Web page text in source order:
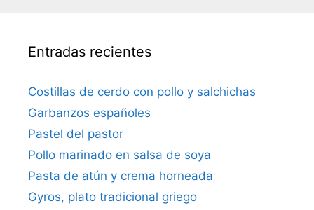
Entradas recientes
Costillas de cerdo con pollo y salchichas
Garbanzos españoles
Pastel del pastor
Pollo marinado en salsa de soya
Pasta de atún y crema horneada
Gyros, plato tradicional griego